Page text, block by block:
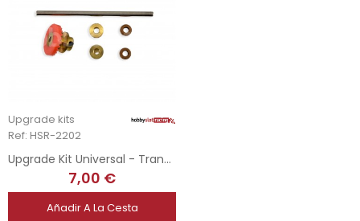
Upgrade kits
Ref: HSR-2202
Upgrade Kit Universal - Transmisión Eje trasero
7,00 €
Añadir A La Cesta